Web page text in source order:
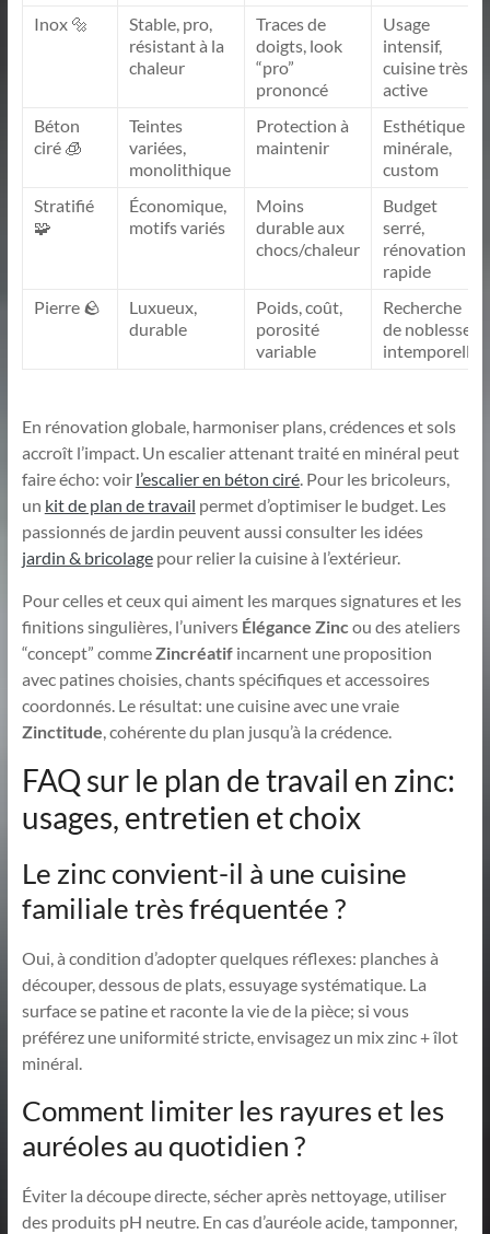
Inox 🔩
Stable, pro,
résistant à la
chaleur
Traces de
doigts, look
“pro”
prononcé
Usage
intensif,
cuisine très
active
Béton
ciré 🧊
Teintes
variées,
monolithique
Protection à
maintenir
Esthétique
minérale,
custom
Stratifié
🧩
Économique,
motifs variés
Moins
durable aux
chocs/chaleur
Budget
serré,
rénovation
rapide
Pierre 🪨
Luxueux,
durable
Poids, coût,
porosité
variable
Recherche
de noblesse
intemporelle
En rénovation globale, harmoniser plans, crédences et sols
accroît l’impact. Un escalier attenant traité en minéral peut
faire écho: voir l’escalier en béton ciré. Pour les bricoleurs,
un kit de plan de travail permet d’optimiser le budget. Les
passionnés de jardin peuvent aussi consulter les idées
jardin & bricolagepour relier la cuisine à l’extérieur.
Pour celles et ceux qui aiment les marques signatures et les
finitions singulières, l’univers Élégance Zincou des ateliers
“concept” commeZincréatifincarnent une proposition
avec patines choisies, chants spécifiques et accessoires
coordonnés. Le résultat: une cuisine avec une vraie
Zinctitude, cohérente du plan jusqu’à la crédence.
FAQ sur le plan de travail en zinc:
usages, entretien et choix
Le zinc convient-il à une cuisine
familiale très fréquentée ?
Oui, à condition d’adopter quelques réflexes: planches à
découper, dessous de plats, essuyage systématique. La
surface se patine et raconte la vie de la pièce; si vous
préférez une uniformité stricte, envisagez un mix zinc + îlot
minéral.
Comment limiter les rayures et les
auréoles au quotidien ?
Éviter la découpe directe, sécher après nettoyage, utiliser
des produits pH neutre. En cas d’auréole acide, tamponner,